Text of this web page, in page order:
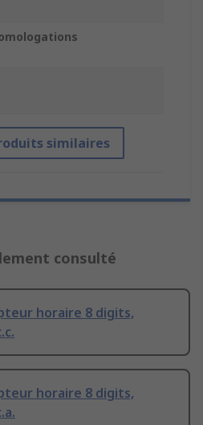
similaires
consulté
horaire 8 digits,
horaire 8 digits,